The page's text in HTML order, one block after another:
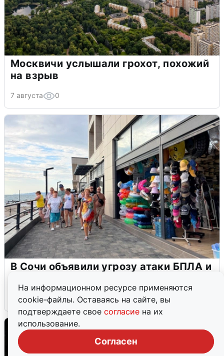
На информационном ресурсе применяются
cookie-файлы. Оставаясь на сайте, вы
подтверждаете свое согласие на их
использование.
Согласен
Москвичи услышали грохот, похожий
на взрыв
7 августа 0
В Сочи объявили угрозу атаки БПЛА и
6 августа 0